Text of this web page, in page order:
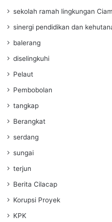
sekolah ramah lingkungan
sinergi pendidikan dan
balerang
diselingkuhi
Pelaut
Pembobolan
tangkap
Berangkat
serdang
sungai
terjun
Berita Cilacap
Korupsi Proyek
KPK